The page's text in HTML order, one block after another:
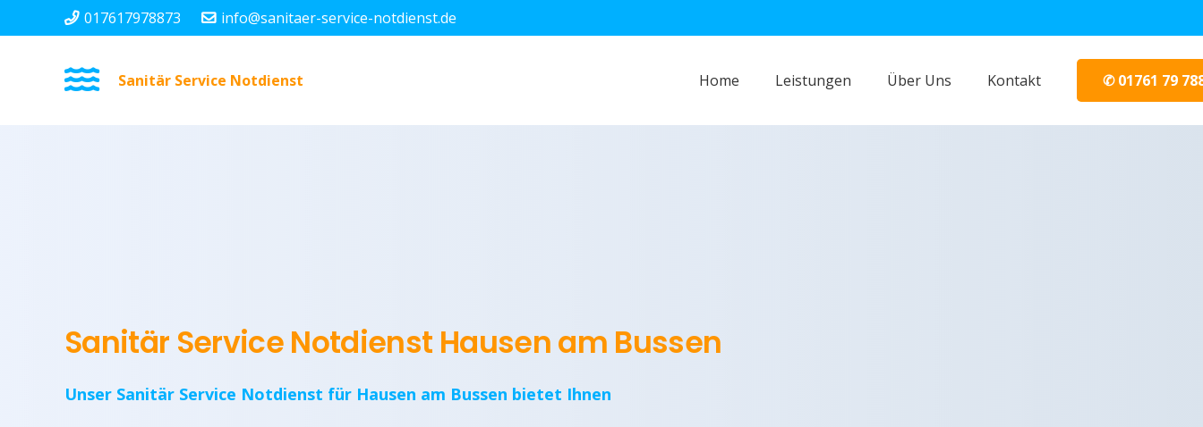
017617978873 info@sanitaer-service-notdienst.de
Sanitär Service Notdienst Home Leistungen Über Uns Kontakt ✆ 01761 79
Sanitär Service Notdienst Hausen am Bussen
Unser Sanitär Service Notdienst für Hausen am Bussen bietet Ihnen